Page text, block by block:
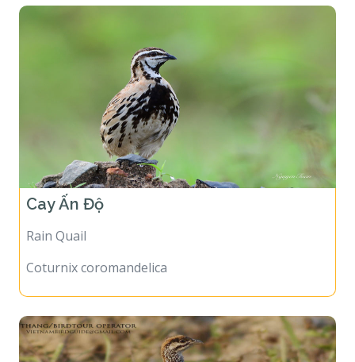
Cay Ấn Độ
Rain Quail
Coturnix coromandelica